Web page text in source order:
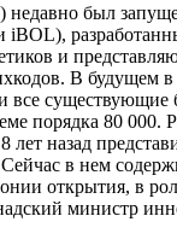
недавно был
iBOL),
и
В будущем
все существующие
порядка 80 000.
лет назад
в нем
открытия, в
министр